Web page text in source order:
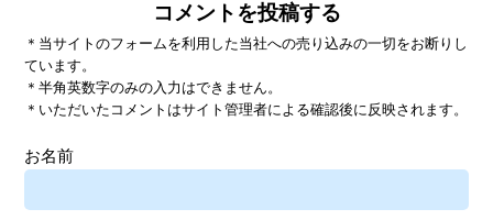
コメントを投稿する
＊当サイトのフォームを利用した当社への売り込みの一切をお断りし
ています。
＊半角英数字のみの入力はできません。
＊いただいたコメントはサイト管理者による確認後に反映されます。
お名前